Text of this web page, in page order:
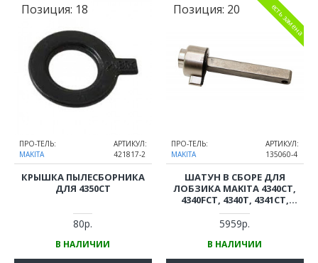
Позиция: 18
ПРО-ТЕЛЬ:
MAKITA
АРТИКУЛ:
421817-2
КРЫШКА ПЫЛЕСБОРНИКА
ДЛЯ 4350CT
80р.
В НАЛИЧИИ
Позиция: 20 есть замена
ПРО-ТЕЛЬ:
MAKITA
АРТИКУЛ:
135060-4
ШАТУН В СБОРЕ ДЛЯ
ЛОБЗИКА MAKITA 4340CT,
4340FCT, 4340T, 4341CT,
4341FCT, 4341T, 4350CT,
4350FCT, 4351CT, 4351FCT
5959р.
В НАЛИЧИИ